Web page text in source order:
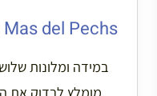
del Pechs
במידה ומלונות